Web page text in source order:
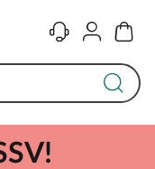
KontaktKonto